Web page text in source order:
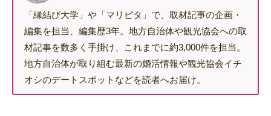
「縁結び大学」や「マリピタ」で、取材記事の企画・
編集を担当、編集歴3年。地方自治体や観光協会への取
材記事を数多く手掛け、これまでに約3,000件を担当。
地方自治体が取り組む最新の婚活情報や観光協会イチ
オシのデートスポットなどを読者へお届け。